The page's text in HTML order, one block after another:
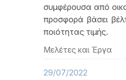
συμφέρουσα από
προσφορά βάσει
ποιότητας τιμής.
Μελέτες και Έργα
29/07/2022